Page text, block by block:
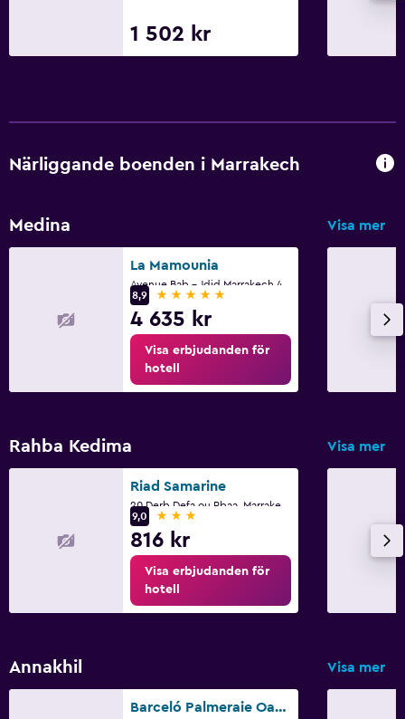
1 502 kr
Närliggande boenden i Marrakech
Medina Visa mer
La Mamounia
8,9
5 stjärnor
4 635 kr
Visa erbjudanden för
hotell
Rahba Kedima Visa mer
Riad Samarine
9,0
3 stjärnor
816 kr
Visa erbjudanden för
hotell
Annakhil Visa mer
Barceló Palmeraie Oasis Resort